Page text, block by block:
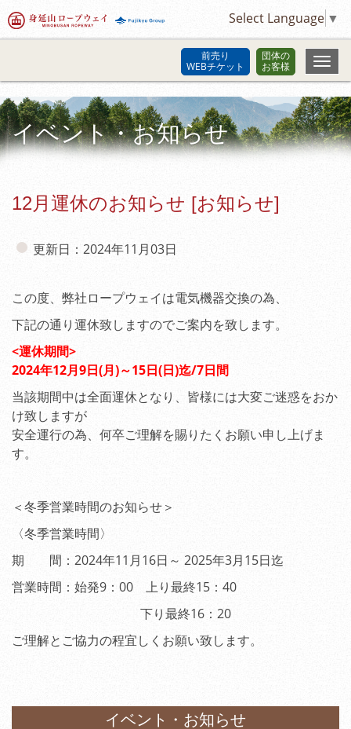
Select Language ▼
前売り
WEBチケット
団体の
お客様
イベント・お知らせ
12月運休のお知らせ [お知らせ]
更新日：2024年11月03日
この度、弊社ロープウェイは電気機器交換の為、
下記の通り運休致しますのでご案内を致します。
<運休期間>
2024年12月9日(月)～15日(日)迄/7日間
当該期間中は全面運休となり、皆様には大変ご迷惑をおか
け致しますが
安全運行の為、何卒ご理解を賜りたくお願い申し上げま
す。
＜冬季営業時間のお知らせ＞
〈冬季営業時間〉
期 間：2024年11月16日～ 2025年3月15日迄
営業時間：始発9：00 上り最終15：40
下り最終16：20
ご理解とご協力の程宜しくお願い致します。
イベント・お知らせ